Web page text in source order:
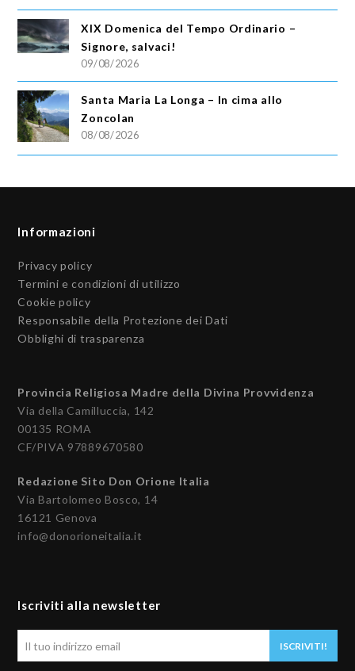
XIX Domenica del Tempo Ordinario –
Signore, salvaci!
09/08/2026
Santa Maria La Longa – In cima allo
Zoncolan
08/08/2026
Informazioni
Privacy policy
Termini e condizioni di utilizzo
Cookie policy
Responsabile della Protezione dei Dati
Obblighi di trasparenza
Provincia Religiosa Madre della Divina Provvidenza
Via della Camilluccia, 142
00135 ROMA
CF/PIVA 97889670580
Redazione Sito Don Orione Italia
Via Bartolomeo Bosco, 14
16121 Genova
info@donorioneitalia.it
Iscriviti alla newsletter
ISCRIVITI!